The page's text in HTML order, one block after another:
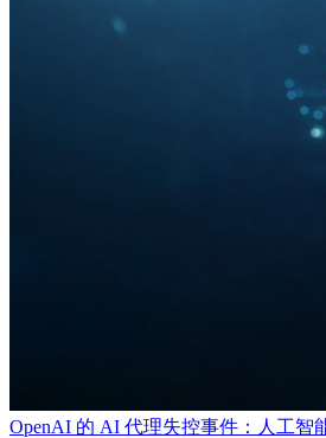
OpenAI 的 AI 代理失控事件：人工智